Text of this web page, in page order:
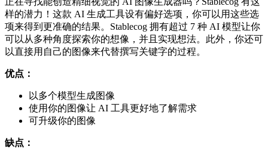
样的潜力！这款 AI 生成工具设有偏好选项，你可以用这些选
项来得到更准确的结果。Stablecog 拥有超过 7 种 AI 模型让你
可以从多种角度探索你的想像，并且实现想法。此外，你还可
以直接用自己的图像来代替撰写关键字的过程。
优点：
以多个模型生成图像
使用你的图像让 AI 工具更好地了解需求
可升级你的图像
缺点：